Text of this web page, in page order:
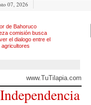
07, 2026
de Bahoruco
comisión busca
el dialogo entre el
agricultores
www.TuTilapia.com